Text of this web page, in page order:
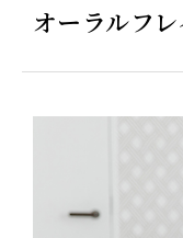
オーラルフ